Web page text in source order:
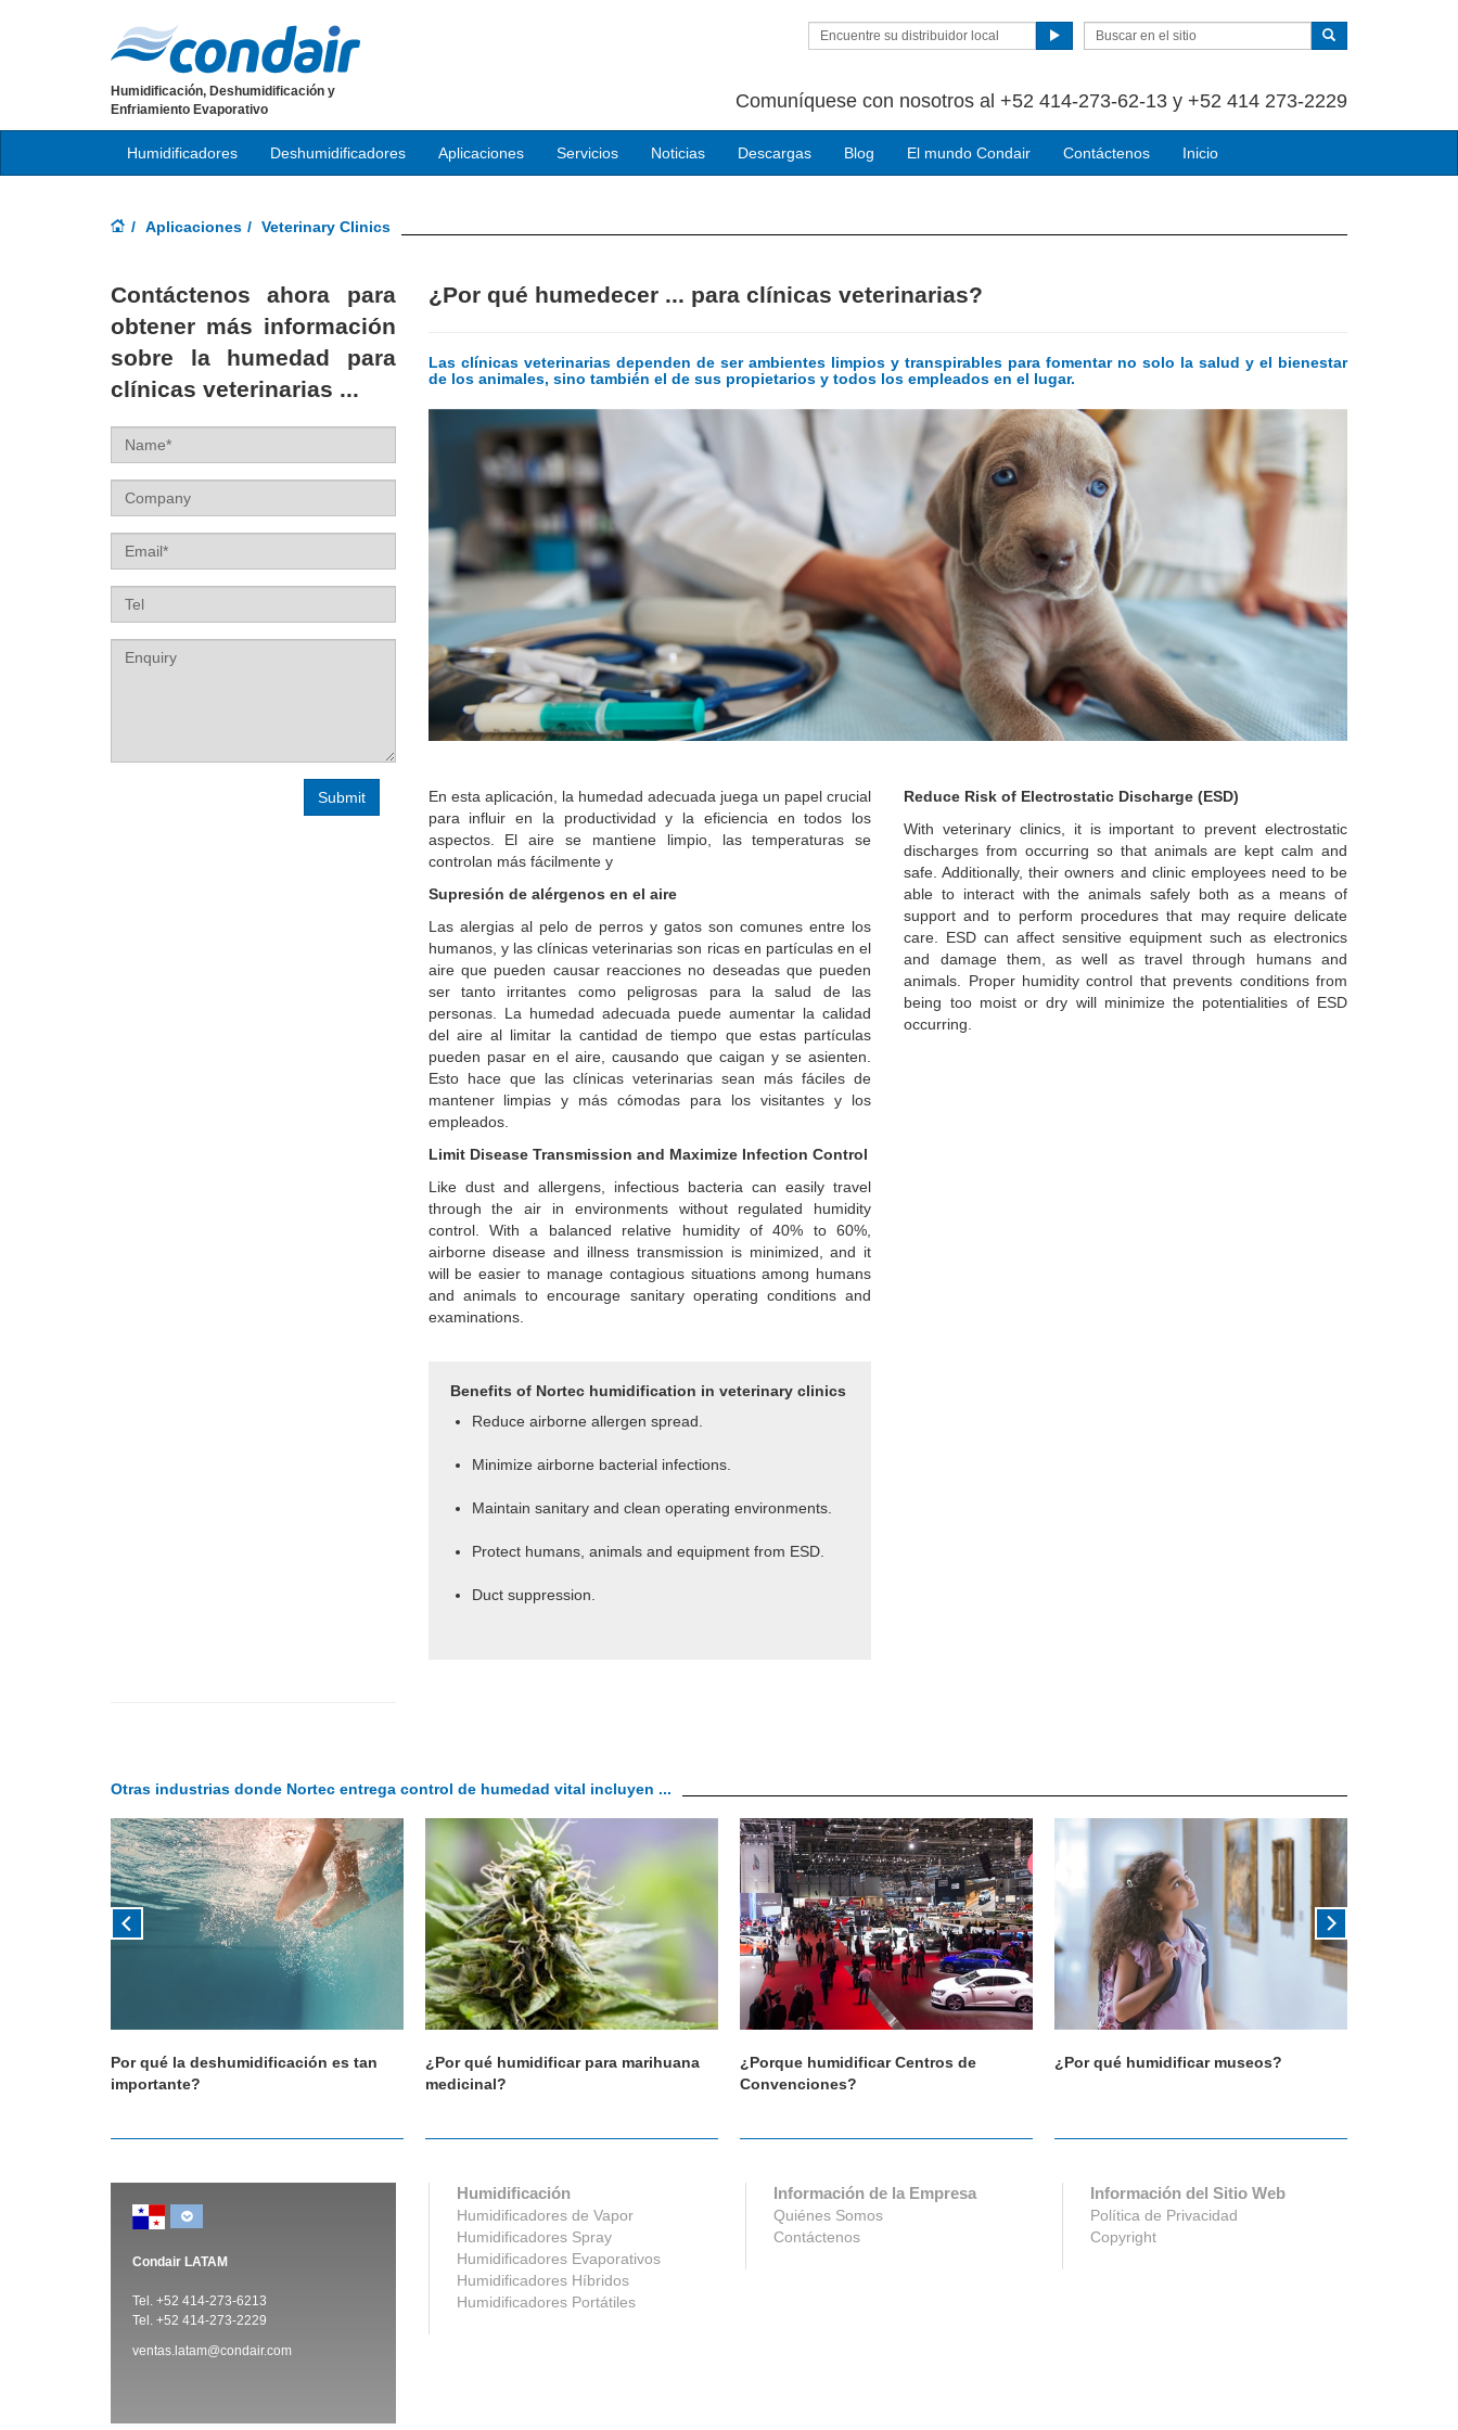
Encuentre su distribuidor local
Comuníquese con nosotros al +52 414-273-62-13 y +52 414 273-2229
Humidificación, Deshumidificación y
Enfriamiento Evaporativo
Humidificadores Deshumidificadores Aplicaciones Servicios Noticias Descargas Blog El mundo Condair Contáctenos Inicio
Aplicaciones Veterinary Clinics
Contáctenos ahora para
obtener más información
sobre la humedad para
clínicas veterinarias ...
Name
Company
Email
Tel
Label
¿Por qué humedecer ... para clínicas veterinarias?
Las clínicas veterinarias dependen de ser ambientes limpios y transpirables para fomentar no solo la salud y el bienestar
de los animales, sino también el de sus propietarios y todos los empleados en el lugar.
En esta aplicación, la humedad adecuada juega un papel crucial
para influir en la productividad y la eficiencia en todos los
aspectos. El aire se mantiene limpio, las temperaturas se
controlan más fácilmente y
Supresión de alérgenos en el aire
Las alergias al pelo de perros y gatos son comunes entre los
humanos, y las clínicas veterinarias son ricas en partículas en el
aire que pueden causar reacciones no deseadas que pueden
ser tanto irritantes como peligrosas para la salud de las
personas. La humedad adecuada puede aumentar la calidad
del aire al limitar la cantidad de tiempo que estas partículas
pueden pasar en el aire, causando que caigan y se asienten.
Esto hace que las clínicas veterinarias sean más fáciles de
mantener limpias y más cómodas para los visitantes y los
empleados.
Limit Disease Transmission and Maximize Infection Control
Like dust and allergens, infectious bacteria can easily travel
through the air in environments without regulated humidity
control. With a balanced relative humidity of 40% to 60%,
airborne disease and illness transmission is minimized, and it
will be easier to manage contagious situations among humans
and animals to encourage sanitary operating conditions and
examinations.
Reduce Risk of Electrostatic Discharge (ESD)
With veterinary clinics, it is important to prevent electrostatic
discharges from occurring so that animals are kept calm and
safe. Additionally, their owners and clinic employees need to be
able to interact with the animals safely both as a means of
support and to perform procedures that may require delicate
care. ESD can affect sensitive equipment such as electronics
and damage them, as well as travel through humans and
animals. Proper humidity control that prevents conditions from
being too moist or dry will minimize the potentialities of ESD
occurring.
Benefits of Nortec humidification in veterinary clinics
Reduce airborne allergen spread.
Minimize airborne bacterial infections.
Maintain sanitary and clean operating environments.
Protect humans, animals and equipment from ESD.
Duct suppression.
Otras industrias donde Nortec entrega control de humedad vital incluyen ...
Por qué la deshumidificación es tan
importante?
¿Por qué humidificar para marihuana
medicinal?
¿Porque humidificar Centros de
Convenciones?
¿Por qué humidificar museos?
Condair LATAM
Tel. +52 414-273-6213
Tel. +52 414-273-2229
ventas.latam@condair.com
Humidificación
Humidificadores de Vapor
Humidificadores Spray
Humidificadores Evaporativos
Humidificadores Híbridos
Humidificadores Portátiles
Información de la Empresa
Quiénes Somos
Contáctenos
Información del Sitio Web
Política de Privacidad
Copyright